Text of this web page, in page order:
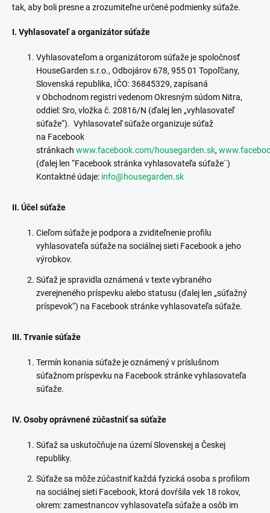
tak, aby boli presne a zrozumiteľne určené podmienky súťaže.
I. Vyhlasovateľ a organizátor súťaže
Vyhlasovateľom a organizátorom súťaže je spoločnosť
HouseGarden s.r.o., Odbojárov 678, 955 01 Topoľčany,
Slovenská republika, IČO: 36845329, zapísaná
v Obchodnom registri vedenom Okresným súdom Nitra,
oddiel: Sro, vložka č. 20816/N (ďalej len „vyhlasovateľ
súťaže“). Vyhlasovateľ súťaže organizuje súťaž
na Facebook
stránkach www.facebook.com/housegarden.sk,
(ďalej len “Facebook stránka vyhlasovateľa súťaže¨)
Kontaktné údaje: info@housegarden.sk
II. Účel súťaže
Cieľom súťaže je podpora a zviditeľnenie profilu
vyhlasovateľa súťaže na sociálnej sieti Facebook a jeho
výrobkov.
Súťaž je spravidla oznámená v texte vybraného
zverejneného príspevku alebo statusu (ďalej len „súťažný
príspevok“) na Facebook stránke vyhlasovateľa súťaže.
III. Trvanie súťaže
Termín konania súťaže je oznámený v príslušnom
súťažnom príspevku na Facebook stránke vyhlasovateľa
súťaže.
IV. Osoby oprávnené zúčastniť sa súťaže
Súťaž sa uskutočňuje na území Slovenskej a Českej
republiky.
Súťaže sa môže zúčastniť každá fyzická osoba s profilom
na sociálnej sieti Facebook, ktorá dovŕšila vek 18 rokov,
okrem: zamestnancov vyhlasovateľa súťaže a osôb im